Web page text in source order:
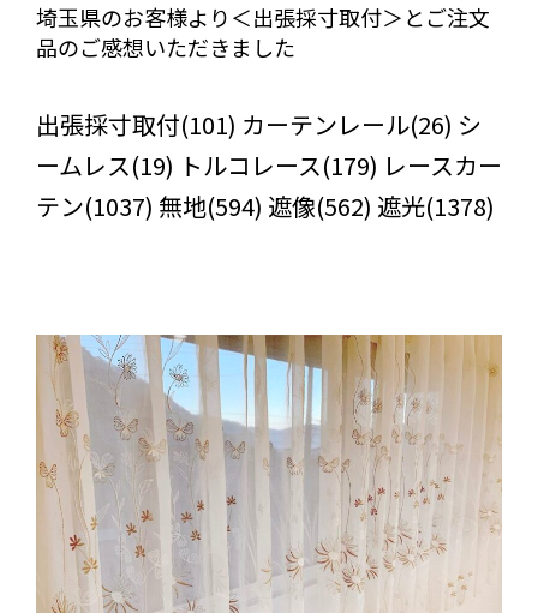
埼玉県のお客様より＜出張採寸取付＞とご注文
品のご感想いただきました
出張採寸取付(101) カーテンレール(26) シ
ームレス(19) トルコレース(179) レースカー
テン(1037) 無地(594) 遮像(562) 遮光(1378)